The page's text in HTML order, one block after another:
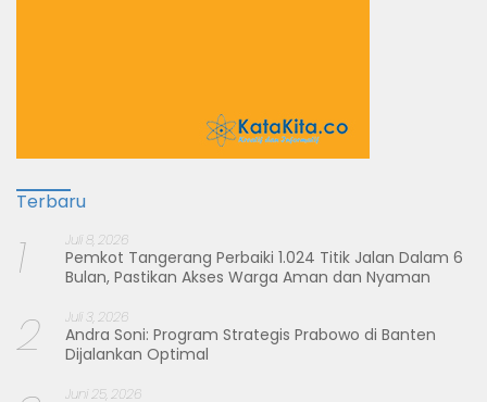
Terbaru
1 Juli 8, 2026
Pemkot Tangerang Perbaiki 1.024 Titik Jalan Dalam 6
Bulan, Pastikan Akses Warga Aman dan Nyaman
2 Juli 3, 2026
Andra Soni: Program Strategis Prabowo di Banten
Dijalankan Optimal
Juni 25, 2026